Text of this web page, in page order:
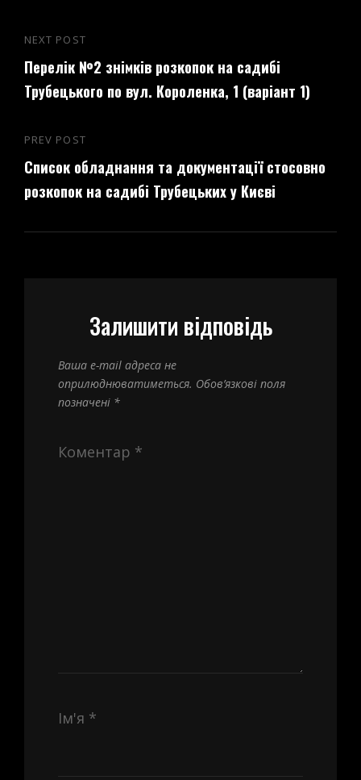
Навігація
записів
Previous
Post
PREV POST
Список обладнання та документації стосовно
розкопок на садибі Трубецьких у Києві
Next
Post
NEXT POST
Перелік №2 знімків розкопок на садибі
Трубецького по вул. Короленка, 1 (варіант 1)
Залишити відповідь
Ваша e-mail адреса не
оприлюднюватиметься. Обов’язкові поля
позначені *
Коментар *
Ім'я *